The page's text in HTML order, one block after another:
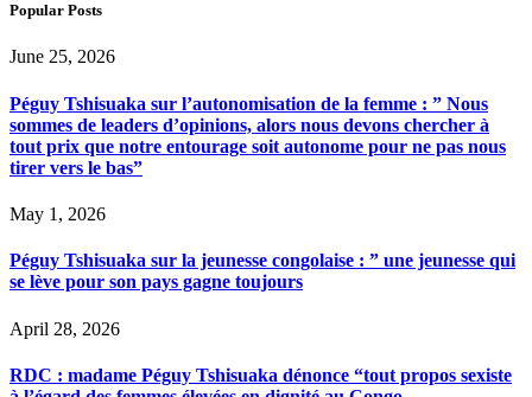
Popular Posts
June 25, 2026
Péguy Tshisuaka sur l’autonomisation de la femme : ” Nous
sommes de leaders d’opinions, alors nous devons chercher à
tout prix que notre entourage soit autonome pour ne pas nous
tirer vers le bas”
May 1, 2026
Péguy Tshisuaka sur la jeunesse congolaise : ” une jeunesse qui
se lève pour son pays gagne toujours
April 28, 2026
RDC : madame Péguy Tshisuaka dénonce “tout propos sexiste